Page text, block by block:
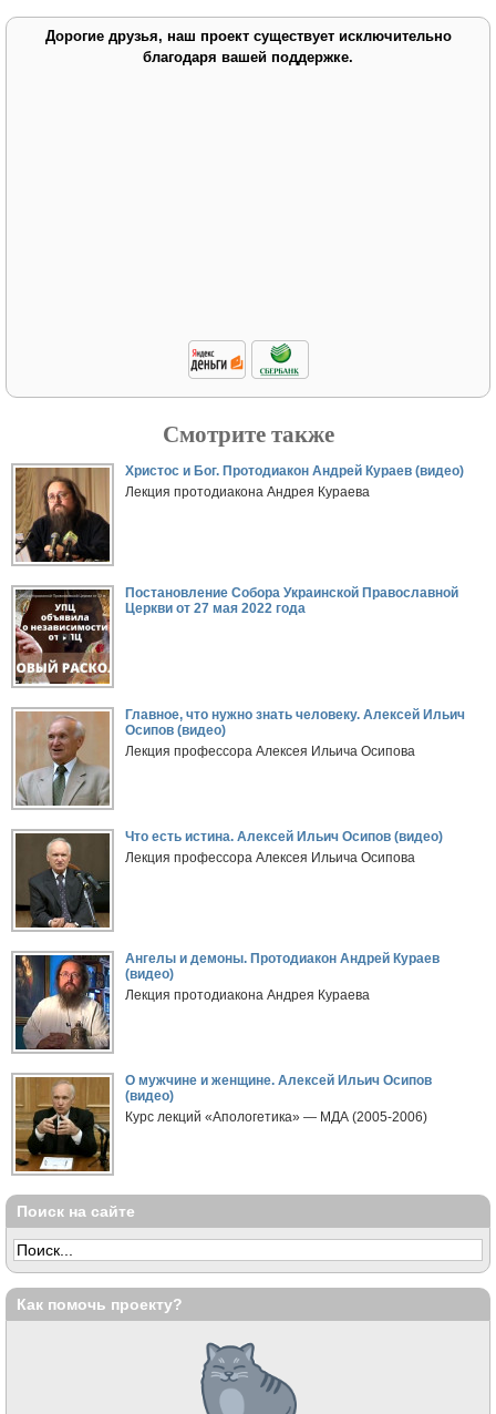
Дорогие друзья, наш проект существует исключительно
благодаря вашей поддержке.
Смотрите также
Христос и Бог. Протодиакон Андрей Кураев (видео)
Лекция протодиакона Андрея Кураева
Постановление Собора Украинской Православной
Церкви от 27 мая 2022 года
Главное, что нужно знать человеку. Алексей Ильич
Осипов (видео)
Лекция профессора Алексея Ильича Осипова
Что есть истина. Алексей Ильич Осипов (видео)
Лекция профессора Алексея Ильича Осипова
Ангелы и демоны. Протодиакон Андрей Кураев
(видео)
Лекция протодиакона Андрея Кураева
О мужчине и женщине. Алексей Ильич Осипов
(видео)
Курс лекций «Апологетика» — МДА (2005-2006)
Поиск на сайте
Как помочь проекту?